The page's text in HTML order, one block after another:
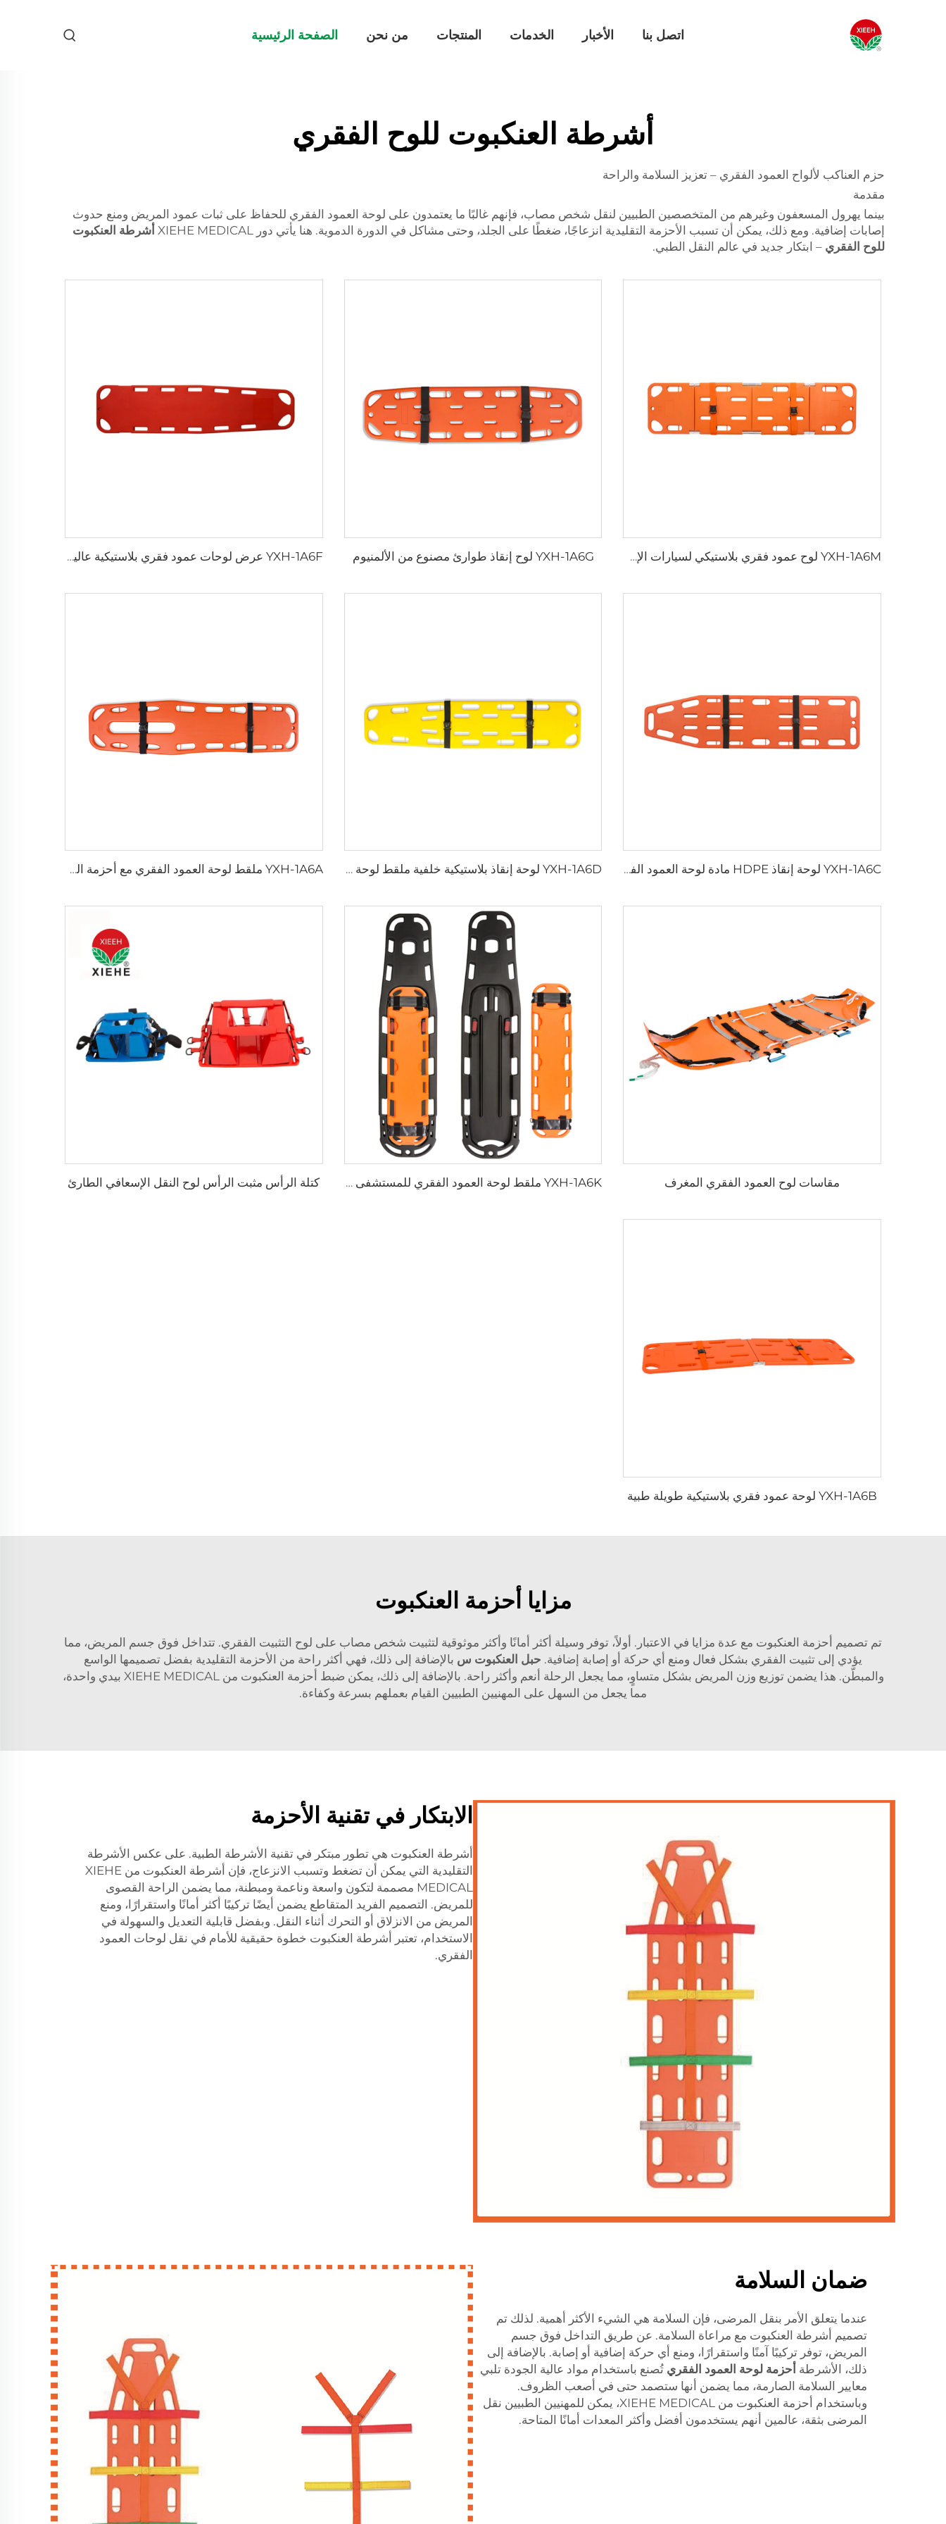
الصفحة الرئيسية من نحن المنتجات الخدمات الأخبار اتصل بنا
أشرطة العنكبوت للوح الفقري
حزم العناكب لألواح العمود الفقري – تعزيز السلامة والراحة
مقدمة
بينما يهرول المسعفون وغيرهم من المتخصصين الطبيين لنقل شخص مصاب، فإنهم غالبًا ما يعتمدون على لوحة العمود الفقري للحفاظ على ثبات عمود المريض ومنع حدوث
إصابات إضافية. ومع ذلك، يمكن أن تسبب الأحزمة التقليدية انزعاجًا، ضغطًا على الجلد، وحتى مشاكل في الدورة الدموية. هنا يأتي دور XIEHE MEDICAL
أشرطة العنكبوت
للوح الفقري – ابتكار جديد في عالم النقل الطبي.
YXH-1A6M لوح عمود فقري بلاستيكي لسيارات الإسعاف YXH-1A6G لوح إنقاذ طوارئ مصنوع من الألمنيوم YXH-1A6F عرض لوحات عمود فقري بلاستيكية عالية الجودة
YXH-1A6C لوحة إنقاذ HDPE مادة لوحة العمود الفقري YXH-1A6D لوحة إنقاذ بلاستيكية خلفية ملقط لوحة العمود الفقري YXH-1A6A ملقط لوحة العمود الفقري مع أحزمة العنكبوت
مقاسات لوح العمود الفقري المغرف YXH-1A6K ملقط لوحة العمود الفقري للمستشفى لحالات الطوارئ كتلة الرأس مثبت الرأس لوح النقل الإسعافي الطارئ
YXH-1A6B لوحة عمود فقري بلاستيكية طويلة طبية
مزايا أحزمة العنكبوت
تم تصميم أحزمة العنكبوت مع عدة مزايا في الاعتبار. أولاً، توفر وسيلة أكثر أمانًا وأكثر موثوقية لتثبيت شخص مصاب على لوح التثبيت الفقري. تتداخل فوق جسم المريض، مما
يؤدي إلى تثبيت الفقري بشكل فعال ومنع أي حركة أو إصابة إضافية. حبل العنكبوت س بالإضافة إلى ذلك، فهي أكثر راحة من الأحزمة التقليدية بفضل تصميمها الواسع
والمبطّن. هذا يضمن توزيع وزن المريض بشكل متساوٍ، مما يجعل الرحلة أنعم وأكثر راحة. بالإضافة إلى ذلك، يمكن ضبط أحزمة العنكبوت من XIEHE MEDICAL بيدي واحدة،
مما يجعل من السهل على المهنيين الطبيين القيام بعملهم بسرعة وكفاءة.
الابتكار في تقنية الأحزمة
أشرطة العنكبوت هي تطور مبتكر في تقنية الأشرطة الطبية. على عكس الأشرطة
التقليدية التي يمكن أن تضغط وتسبب الانزعاج، فإن أشرطة العنكبوت من XIEHE
MEDICAL مصممة لتكون واسعة وناعمة ومبطنة، مما يضمن الراحة القصوى
للمريض. التصميم الفريد المتقاطع يضمن أيضًا تركيبًا أكثر أمانًا واستقرارًا، ومنع
المريض من الانزلاق أو التحرك أثناء النقل. وبفضل قابلية التعديل والسهولة في
الاستخدام، تعتبر أشرطة العنكبوت خطوة حقيقية للأمام في نقل لوحات العمود
الفقري.
ضمان السلامة
عندما يتعلق الأمر بنقل المرضى، فإن السلامة هي الشيء الأكثر أهمية. لذلك تم
تصميم أشرطة العنكبوت مع مراعاة السلامة. عن طريق التداخل فوق جسم
المريض، توفر تركيبًا آمنًا واستقرارًا، ومنع أي حركة إضافية أو إصابة. بالإضافة إلى
ذلك، الأشرطة أحزمة لوحة العمود الفقري تُصنع باستخدام مواد عالية الجودة تلبي
معايير السلامة الصارمة، مما يضمن أنها ستصمد حتى في أصعب الظروف.
وباستخدام أحزمة العنكبوت من XIEHE MEDICAL، يمكن للمهنيين الطبيين نقل
المرضى بثقة، عالمين أنهم يستخدمون أفضل وأكثر المعدات أمانًا المتاحة.